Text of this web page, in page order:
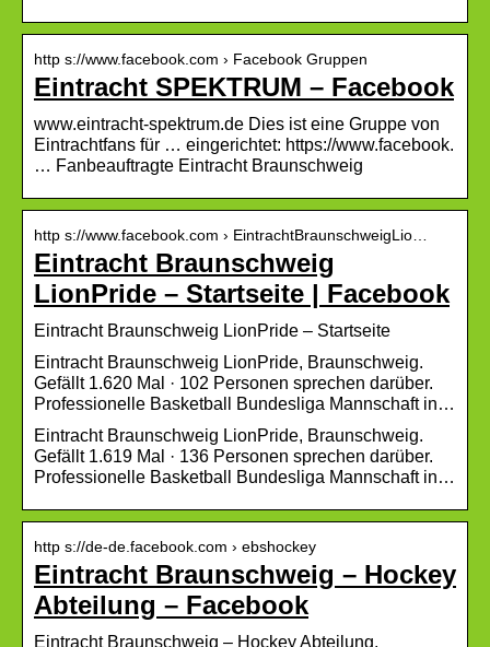
http s://www.facebook.com › Facebook Gruppen
Eintracht SPEKTRUM – Facebook
www.eintracht-spektrum.de Dies ist eine Gruppe von
Eintrachtfans für … eingerichtet: https://www.facebook.
… Fanbeauftragte Eintracht Braunschweig
http s://www.facebook.com › EintrachtBraunschweigLio…
Eintracht Braunschweig
LionPride – Startseite | Facebook
Eintracht Braunschweig LionPride – Startseite
Eintracht Braunschweig LionPride, Braunschweig.
Gefällt 1.620 Mal · 102 Personen sprechen darüber.
Professionelle Basketball Bundesliga Mannschaft in…
Eintracht Braunschweig LionPride, Braunschweig.
Gefällt 1.619 Mal · 136 Personen sprechen darüber.
Professionelle Basketball Bundesliga Mannschaft in…
http s://de-de.facebook.com › ebshockey
Eintracht Braunschweig – Hockey
Abteilung – Facebook
Eintracht Braunschweig – Hockey Abteilung,